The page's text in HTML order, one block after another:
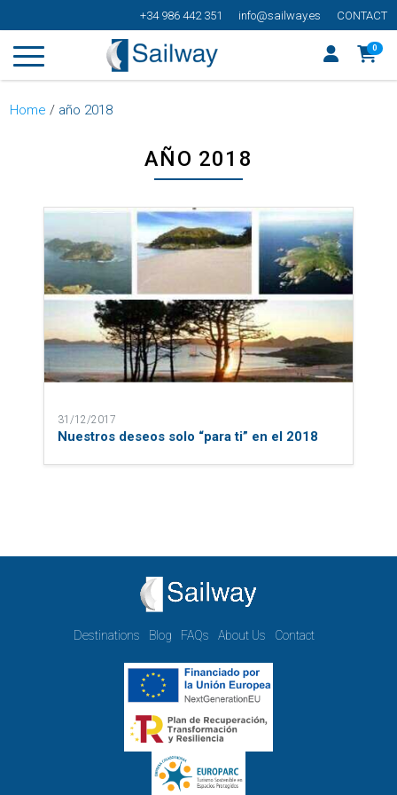
+34 986 442 351 info@sailway.es CONTACT
0
Home / año 2018
AÑO 2018
31/12/2017
Nuestros deseos solo “para ti” en el 2018
Destinations Blog FAQs About Us Contact